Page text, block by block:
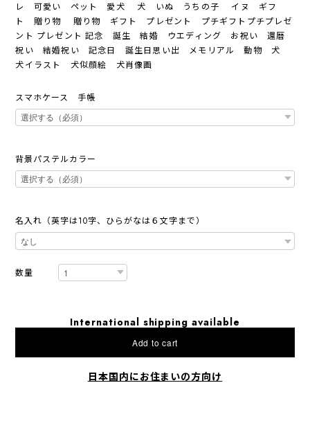
レ 可愛い ペット 愛犬 犬 いぬ うちの子 イヌ ギフ
ト 贈り物 贈り物 ギフト プレゼント プチギフトプチプレゼ
ント プレゼント 記念 誕生 結婚 ウエディング お祝い 還暦
祝い 結婚祝い 記念日 誕生日思い出 メモリアル 動物 犬
犬イラスト 犬似顔絵 犬肖像画
スマホケース 手帳
背景パステルカラー
名入れ（英字は10字、ひらがなは６文字まで）
数量
International shipping available
Add to cart
日本国内にお住まいの方向け